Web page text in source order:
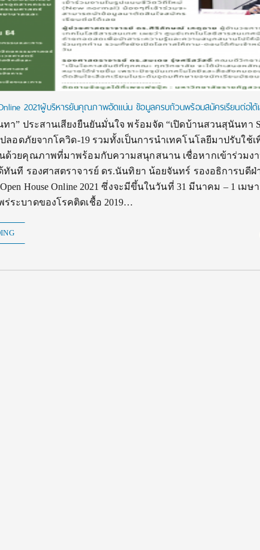
2021ผู้บริหารยันคุณภาพอัดแน่น ข้อมูลครบถ้วนพร้อมสมัครเรียนต่อได้
า” ประสานเสียงยืนยันมั่นใจ พร้อมจัด “เปิดบ้านสวนสุนันทา
ลอดภัยจากโควิด-19 รวมทั้งเป็นการนำเทคโนโลยีมาปรับใช้
ด้วยคุณภาพที่มาพร้อมกับความสนุกสนาน เชื่อหากเข้าร่วมง
ทันที รองศาสตราจารย์ ดร.นันทิยา น้อยจันทร์ รองอธิการบดีฝ่
House Online 2021 ซึ่งจะมีขึ้นในวันที่ 31 มีนาคม – 1 เมษ
ระบาดของโรคติดเชื้อ 2019…